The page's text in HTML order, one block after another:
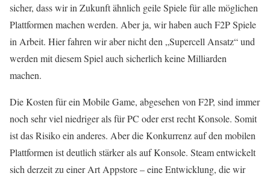
sicher, dass wir in Zukunft ähnlich geile Spiele für alle möglichen
Plattformen machen werden. Aber ja, wir haben auch F2P Spiele
in Arbeit. Hier fahren wir aber nicht den „Supercell Ansatz“ und
werden mit diesem Spiel auch sicherlich keine Milliarden
machen.
Die Kosten für ein Mobile Game, abgesehen von F2P, sind immer
noch sehr viel niedriger als für PC oder erst recht Konsole. Somit
ist das Risiko ein anderes. Aber die Konkurrenz auf den mobilen
Plattformen ist deutlich stärker als auf Konsole. Steam entwickelt
sich derzeit zu einer Art Appstore – eine Entwicklung, die wir